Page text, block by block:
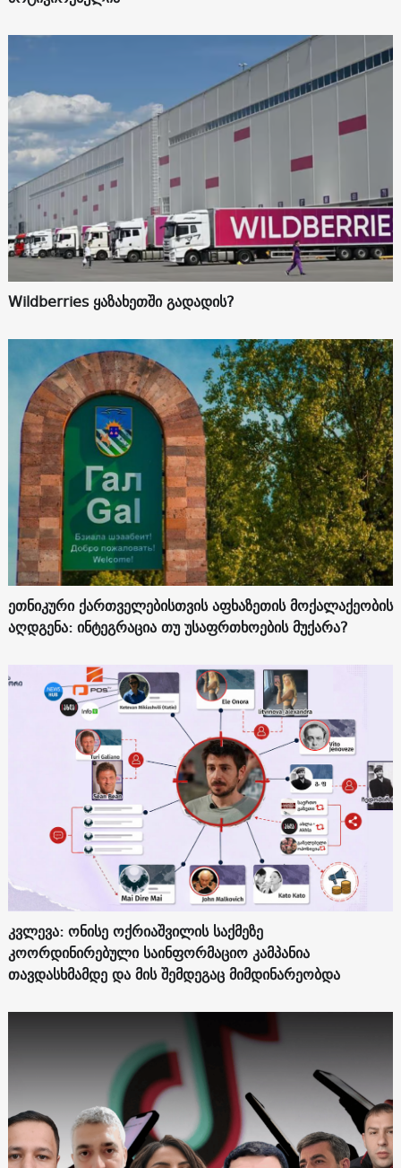
Wildberries ყაზახეთში გადადის?
ეთნიკური ქართველებისთვის აფხაზეთის მოქალაქეობის
აღდგენა: ინტეგრაცია თუ უსაფრთხოების მუქარა?
კვლევა: ონისე ოქრიაშვილის საქმეზე
კოორდინირებული საინფორმაციო კამპანია
თავდასხმამდე და მის შემდეგაც მიმდინარეობდა